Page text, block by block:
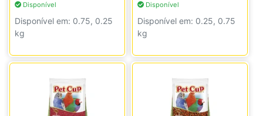
Disponível
Disponível em: 0.75, 0.25
kg
Disponível
Disponível em: 0.25, 0.75
kg